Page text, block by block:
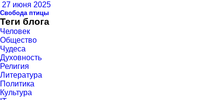
27 июня 2025
Свобода птицы
Теги блога
Человек
Общество
Чудеса
Духовность
Религия
Литература
Политика
Культура